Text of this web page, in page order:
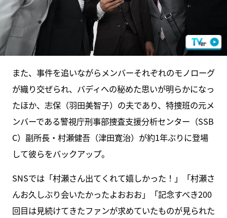
また、事件を追いながらメンバーそれぞれのモノローグ
が織り交ぜられ、バディへの秘めた思いが明らかになっ
たほか、志保（羽田美智子）の夫であり、特捜班の元メ
ンバーである警視庁刑事部捜査支援分析センター（SSB
C）副所長・村瀬健吾（津田寛治）が約1年ぶりに登場
して彼らをバックアップ。
SNSでは「村瀬さん出てくれて嬉しかった！」「村瀬さ
んお久しぶり会いたかったよおおお」「記念すべき200
回目は見続けてきたファンが求めていたものが見られた